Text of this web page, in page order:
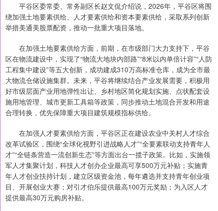
平谷区委常委、常务副区长赵文侃介绍说，2026年，平谷区将围
绕加强土地要素供给、人才要素供给和资本要素供给，采取系列创新
举措美通美股票配资，推动一批重大项目落地。
在加强土地要素供给方面，前期，在市级部门大力支持下，平谷
区在物流建设中，实现了“物流大地块内部路”“8米以内单倍计容”“人防
工程集中建设”等五大创新，成功建成310万高标准仓库，成为全市最
大物流仓储设施集群。未来，平谷将继续结合产业发展需要，积极用
好市级层面产业用地弹性出让、乡村地区简化规划实施、点状配套设
施用地管理、城市更新工具箱等政策，同步推动土地混合开发和用途
合理转换，优先保障重大项目建筑规模指标供给。
在加强人才要素供给方面，平谷区正在建设农业中关村人才综合
改革试验区，围绕“全球化视野引进战略人才”“全要素联动支持青年人
才”“全链条营造一流创新生态”等方面出台一揽子政策。比如，实施领
军人才集聚计划，科技人才创办企业最高可享500万元补贴；实施青
年人才创业扶持计划，建立区级资金池，每年遴选并支持青年创业项
目、开展创业大赛；对引才伯乐提供最高100万元奖励；为入区人才
提供最高30万元购房补贴。